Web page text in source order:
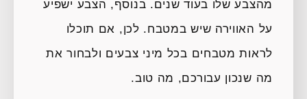
מהצבע שלו בעוד שנים. בנוסף, הצבע ישפיע
על האווירה שיש במטבח. לכן, אם תוכלו
לראות מטבחים בכל מיני צבעים ולבחור את
מה שנכון עבורכם, מה טוב.